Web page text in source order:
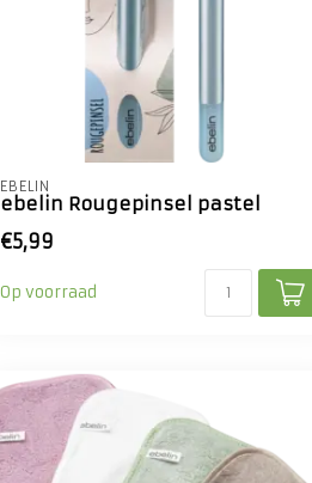
EBELIN
ebelin Rougepinsel pastel
€5,99
Op voorraad